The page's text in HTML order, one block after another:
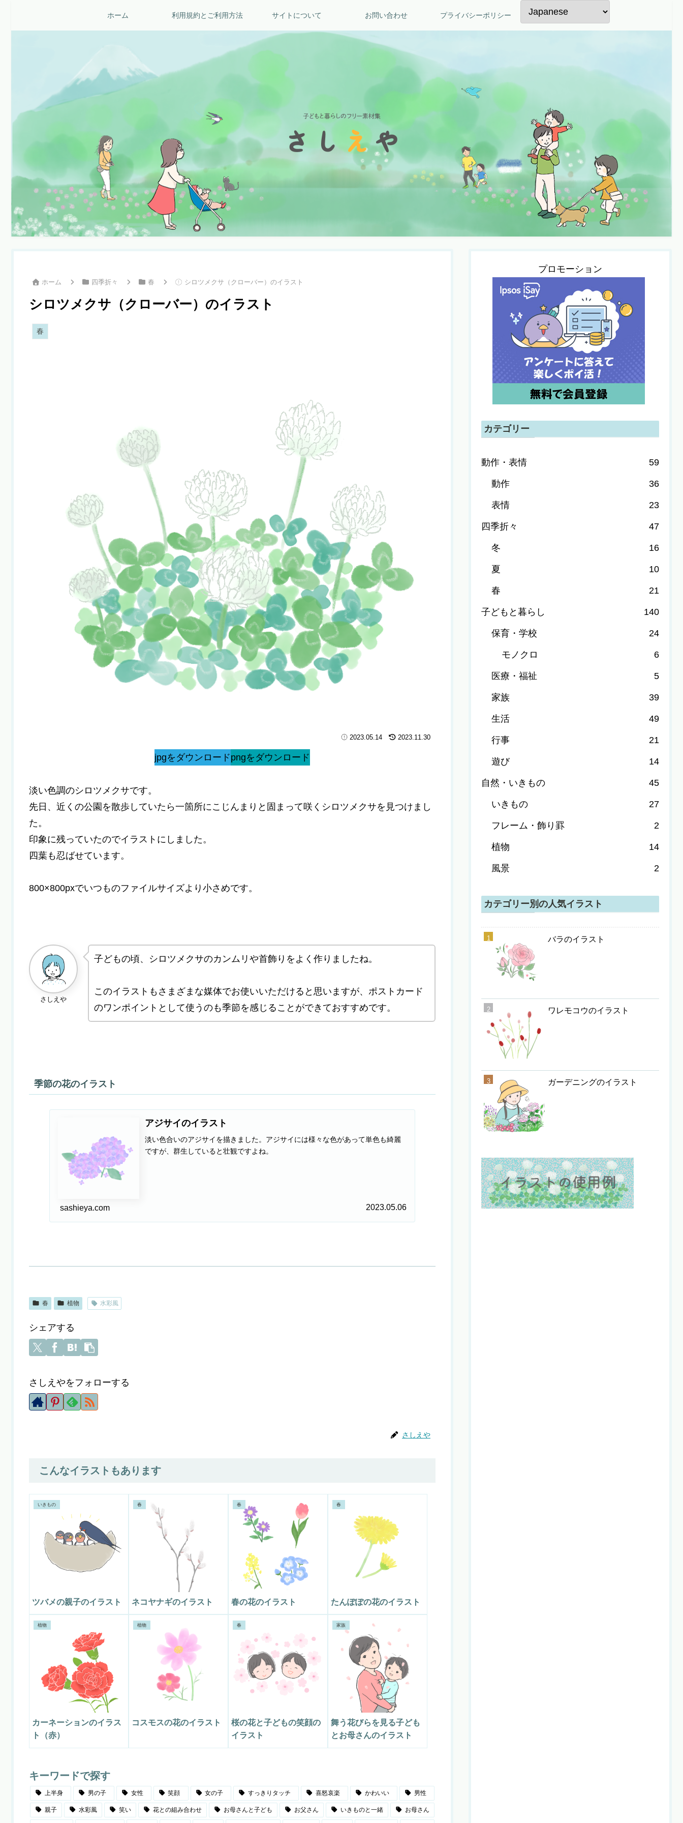
ホーム 利用規約とご利用方法 サイトについて お問い合わせ プライバシーポリシー
ホーム 四季折々 春 シロツメクサ（クローバー）のイラスト
シロツメクサ（クローバー）のイラスト
春
2023.05.14 2023.11.30
jpgをダウンロードpngをダウンロード
淡い色調のシロツメクサです。
先日、近くの公園を散歩していたら一箇所にこじんまりと固まって咲くシロツメクサを見つけまし
た。
印象に残っていたのでイラストにしました。
四葉も忍ばせています。
800×800pxでいつものファイルサイズより小さめです。
さしえや
子どもの頃、シロツメクサのカンムリや首飾りをよく作りましたね。
このイラストもさまざまな媒体でお使いいただけると思いますが、ポストカード
のワンポイントとして使うのも季節を感じることができておすすめです。
季節の花のイラスト
アジサイのイラスト
淡い色合いのアジサイを描きました。アジサイには様々な色があって単色も綺麗
ですが、群生していると壮観ですよね。
sashieya.com 2023.05.06
春 植物 水彩風
シェアする
さしえやをフォローする
さしえや
こんなイラストもあります
いきもの
ツバメの親子のイラスト
春
ネコヤナギのイラスト
春
春の花のイラスト
春
たんぽぽの花のイラスト
植物
カーネーションのイラス
ト（赤）
植物
コスモスの花のイラスト
春
桜の花と子どもの笑顔の
イラスト
家族
舞う花びらを見る子ども
とお母さんのイラスト
キーワードで探す
上半身 男の子 女性 笑顔 女の子 すっきりタッチ 喜怒哀楽 かわいい 男性
親子 水彩風 笑い 花との組み合わせ お母さんと子ども お父さん いきものと一緒 お母さん
プロモーション
カテゴリー
動作・表情 59
動作 36
表情 23
四季折々 47
冬 16
夏 10
春 21
子どもと暮らし 140
保育・学校 24
モノクロ 6
医療・福祉 5
家族 39
生活 49
行事 21
遊び 14
自然・いきもの 45
いきもの 27
フレーム・飾り罫 2
植物 14
風景 2
カテゴリー別の人気イラスト
バラのイラスト
ワレモコウのイラスト
ガーデニングのイラスト